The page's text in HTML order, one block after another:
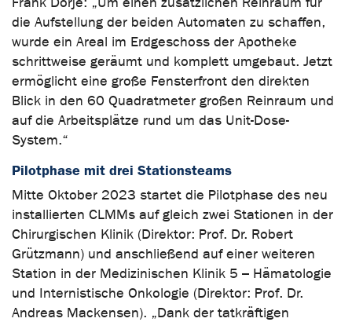
die Aufstellung der beiden Automaten zu schaffen,
wurde ein Areal im Erdgeschoss der Apotheke
schrittweise geräumt und komplett umgebaut. Jetzt
ermöglicht eine große Fensterfront den direkten
Blick in den 60 Quadratmeter großen Reinraum und
auf die Arbeitsplätze rund um das Unit-Dose-
System.“
Pilotphase mit drei Stationsteams
Mitte Oktober 2023 startet die Pilotphase des neu
installierten CLMMs auf gleich zwei Stationen in der
Chirurgischen Klinik (Direktor: Prof. Dr. Robert
Grützmann) und anschließend auf einer weiteren
Station in der Medizinischen Klinik 5 – Hämatologie
und Internistische Onkologie (Direktor: Prof. Dr.
Andreas Mackensen). „Dank der tatkräftigen